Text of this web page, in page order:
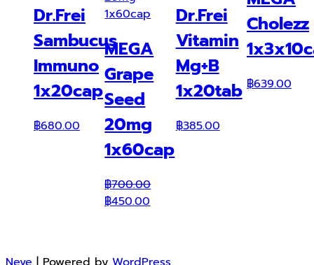
Dr.Frei
Sambucus
Immuno
1x20cap
฿680.00
MEGA
Grape
Seed
20mg
1x60cap
฿700.00
Original
฿450.00
Dr.Frei
Vitamin
Mg+B
1x20tab
฿385.00
Cholezz
฿639.00